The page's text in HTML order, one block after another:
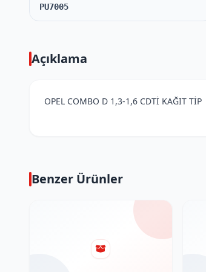
PU7005
Açıklama
OPEL COMBO D 1,3-1,6 CDTİ KAĞIT TİP
Benzer Ürünler